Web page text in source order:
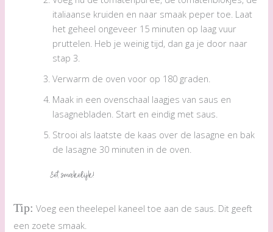
italiaanse kruiden en naar smaak peper toe. Laat
het geheel ongeveer 15 minuten op laag vuur
pruttelen. Heb je weinig tijd, dan ga je door naar
stap 3.
Verwarm de oven voor op 180 graden.
Maak in een ovenschaal laagjes van saus en
lasagnebladen. Start en eindig met saus.
Strooi als laatste de kaas over de lasagne en bak
de lasagne 30 minuten in de oven.
Eet smakelijk!
Tip: Voeg een theelepel kaneel toe aan de saus. Dit geeft
een zoete smaak.